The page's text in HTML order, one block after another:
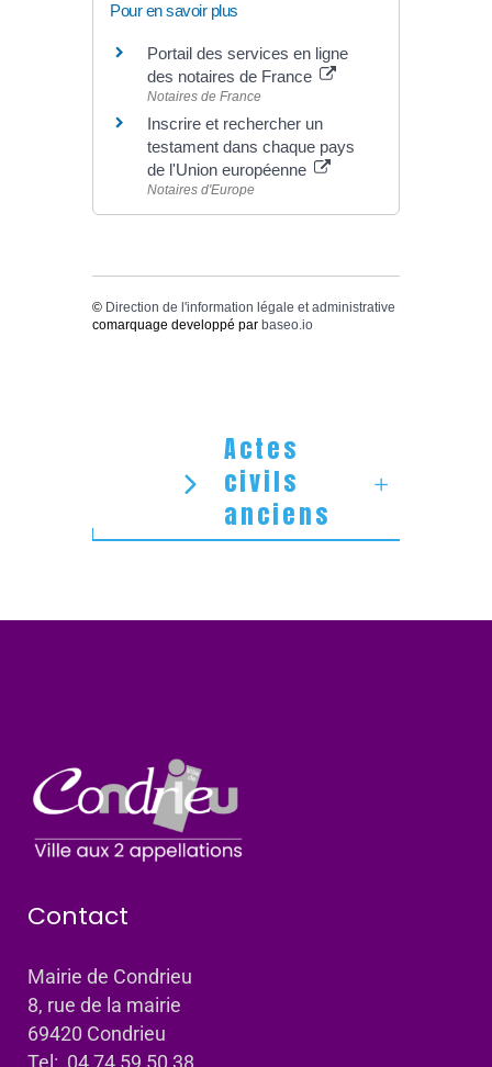
Pour en savoir plus
Portail des services en ligne
des notaires de France
Notaires de France
Inscrire et rechercher un
testament dans chaque pays
de l'Union européenne
Notaires d'Europe
© Direction de l'information légale et administrative
comarquage developpé par baseo.io
Actes
civils
anciens
Contact
Mairie de Condrieu
8, rue de la mairie
69420 Condrieu